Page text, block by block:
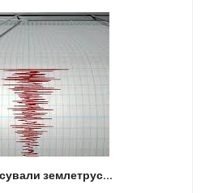
землетрус...